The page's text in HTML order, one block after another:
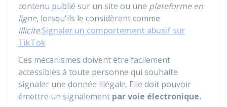
contenu publié sur un site ou une plateforme en
ligne, lorsqu'ils le considèrent comme
illicite.Signaler un comportement abusif sur
TikTok
Ces mécanismes doivent être facilement
accessibles à toute personne qui souhaite
signaler une donnée illégale. Elle doit pouvoir
émettre un signalement par voie électronique.